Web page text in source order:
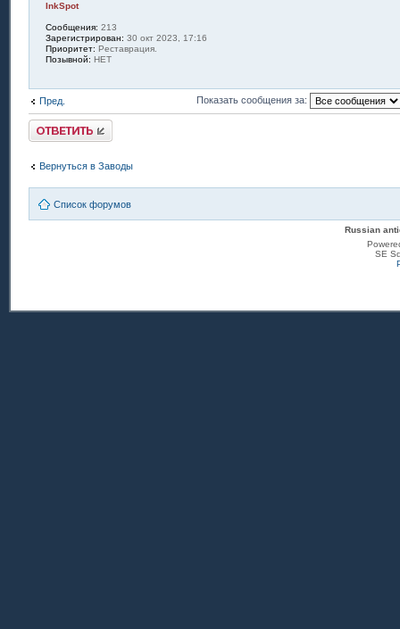
InkSpot
Сообщения: 213
Зарегистрирован: 30 окт 2023, 17:16
Приоритет: Реставрация.
Позывной: НЕТ
Пред. Показать сообщения за:
Ответить
Вернуться в Заводы
Список форумов
Russian
SE